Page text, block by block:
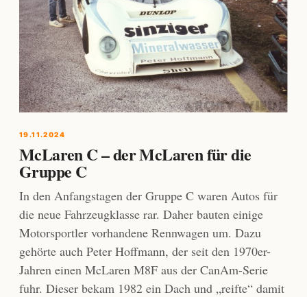
19.11.2024
McLaren C – der McLaren für die
Gruppe C
In den Anfangstagen der Gruppe C waren Autos für
die neue Fahrzeugklasse rar. Daher bauten einige
Motorsportler vorhandene Rennwagen um. Dazu
gehörte auch Peter Hoffmann, der seit den 1970er-
Jahren einen McLaren M8F aus der CanAm-Serie
fuhr. Dieser bekam 1982 ein Dach und „reifte“ damit